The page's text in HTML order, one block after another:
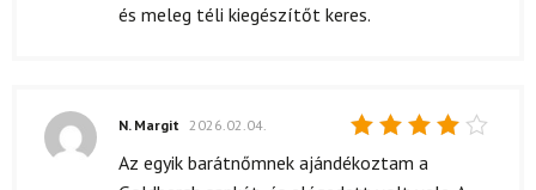
és meleg téli kiegészítőt keres.
Értékelés:
N. Margit 2026.02.04.
Az egyik barátnőmnek ajándékoztam a